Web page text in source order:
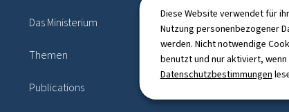
Diese Website verwendet für
Nutzung personenbezogener
werden. Nicht notwendige
benutzt und nur aktiviert, wenn
Datenschutzbestimmungen
Das Ministerium
Themen
Publications
Gesetzgebung
Verzeichnis